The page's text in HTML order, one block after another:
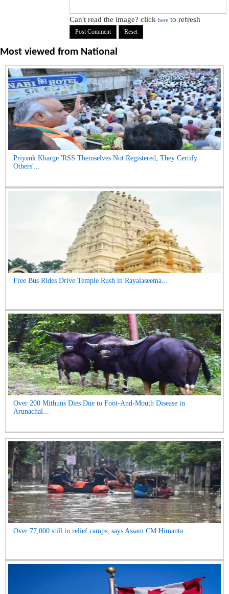
Can't read the image? clickhere to refresh
Most viewed from National
Priyank Kharge 'RSS Themselves Not Registered, They Certify
Others'...
Free Bus Rides Drive Temple Rush in Rayalaseema...
Over 200 Mithuns Dies Due to Foot-And-Mouth Disease in
Arunachal...
Over 77,000 still in relief camps, says Assam CM Himanta ...